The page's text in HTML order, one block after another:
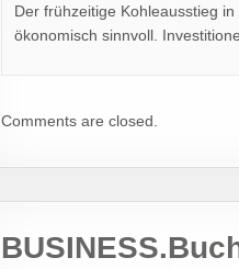
Der frühzeitige Kohleausstieg
ökonomisch sinnvoll.
Comments are closed.